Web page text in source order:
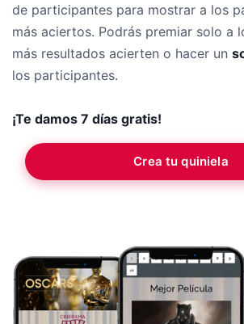
de participantes para mostrar a los
más aciertos. Podrás premiar solo a
más resultados acierten o hacer un
los participantes.
¡Te damos 7 días gratis!
Crea tu quiniela